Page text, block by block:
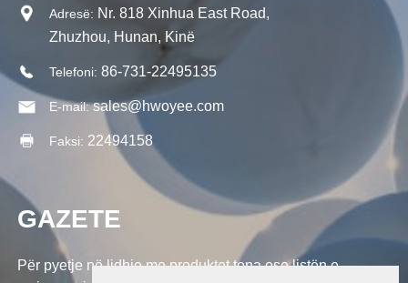
Adresë: Nr. 818 Xinhua East Road,
Zhuzhou, Hunan, Kinë
Telefoni: 86-731-22495135
E-mail: sales@hwoyee.com
Faksi: 22494158
GAZETE
Për pyetje në lidhje me produktet tona ose listën e